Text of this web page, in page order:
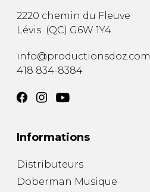
2220 chemin du Fleuve
Lévis (QC) G6W 1Y4
info@productionsdoz.com
418 834-8384
Informations
Distributeurs
Doberman Musique